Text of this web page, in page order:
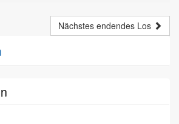
Nächstes endendes Los